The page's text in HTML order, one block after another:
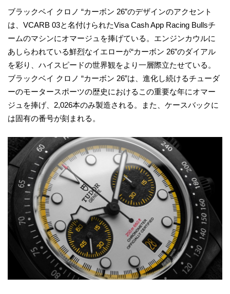
ブラックベイ クロノ “カーボン 26”のデザインのアクセント
は、VCARB 03と名付けられたVisa Cash App Racing Bullsチ
ームのマシンにオマージュを捧げている。エンジンカウルに
あしらわれている鮮烈なイエローが“カーボン 26”のダイアル
を彩り、ハイスピードの世界観をより一層際立たせている。
ブラックベイ クロノ “カーボン 26”は、進化し続けるチューダ
ーのモータースポーツの歴史におけるこの重要な年にオマー
ジュを捧げ、2,026本のみ製造される。また、ケースバックに
は固有の番号が刻まれる。